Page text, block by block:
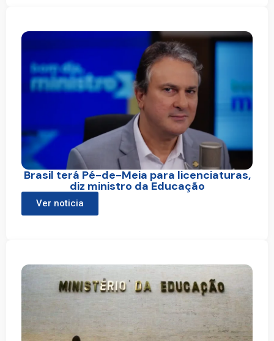
Brasil terá Pé-de-Meia para licenciaturas,
diz ministro da Educação
Ver noticia